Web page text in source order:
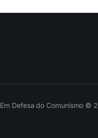
Em Defesa do Comunismo ©